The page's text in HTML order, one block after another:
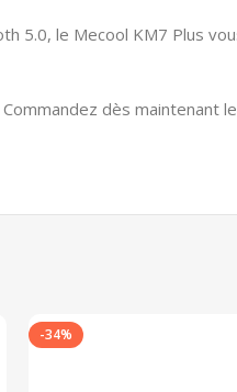
5.0, le Mecool KM7 Plus
dès maintenant
-34%